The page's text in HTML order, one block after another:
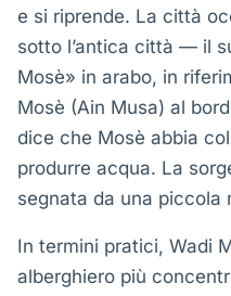
e si riprende. La città
sotto l’antica città — il
Mosè» in arabo, in
Mosè (Ain Musa) al
dice che Mosè abbia
produrre acqua. La
segnata da una piccola
In termini pratici, Wadi
alberghiero più